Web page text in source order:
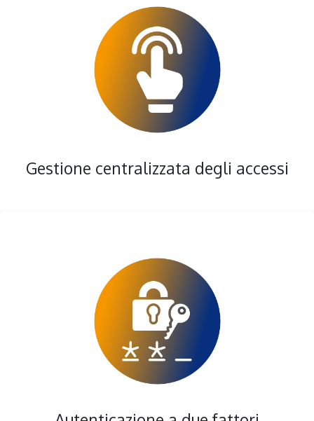
Gestione centralizzata degli accessi